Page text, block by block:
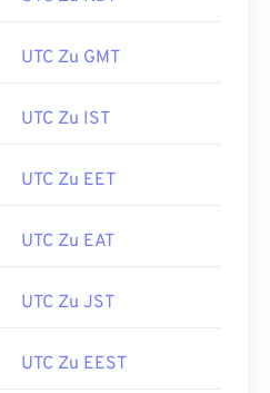
UTC Zu GMT
UTC Zu IST
UTC Zu EET
UTC Zu EAT
UTC Zu JST
UTC Zu EEST